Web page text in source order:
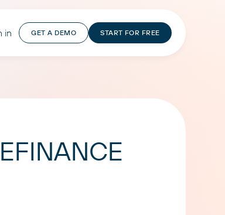
in GET A DEMO START FOR FREE